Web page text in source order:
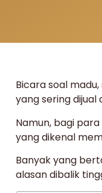
Bicara soal
yang sering dijual
Namun, bagi
yang dikenal
Banyak yang
alasan dibalik